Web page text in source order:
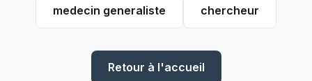
medecin generaliste chercheur
Retour à l'accueil